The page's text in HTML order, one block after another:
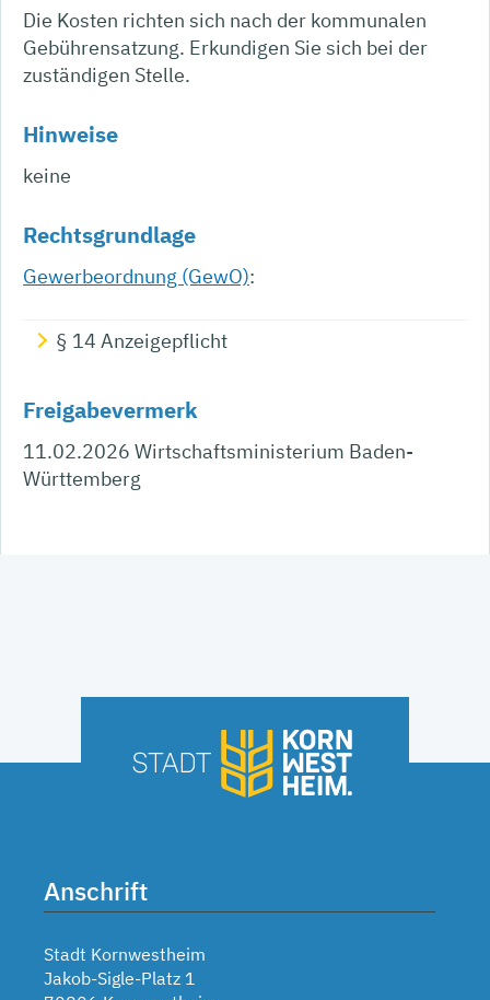
Die Kosten richten sich nach der kommunalen
Gebührensatzung. Erkundigen Sie sich bei der
zuständigen Stelle.
Hinweise
keine
Rechtsgrundlage
Gewerbeordnung (GewO):
§ 14 Anzeigepflicht
Freigabevermerk
11.02.2026 Wirtschaftsministerium Baden-
Württemberg
Anschrift
Stadt Kornwestheim
Jakob-Sigle-Platz 1